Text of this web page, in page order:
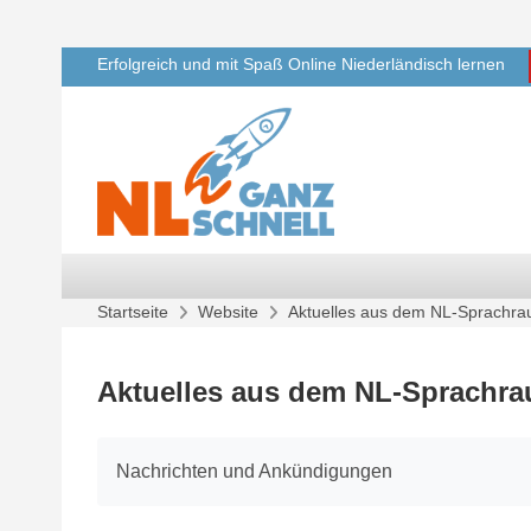
Erfolgreich und mit Spaß Online Niederländisch lernen
Startseite Website Aktuelles aus dem NL-
Aktuelles aus dem NL-
Nachrichten und Ankündigungen